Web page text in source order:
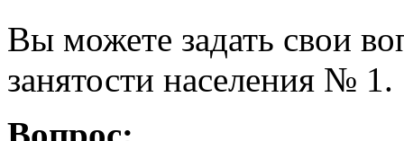
Вы можете задать свои
занятости населения № 1.